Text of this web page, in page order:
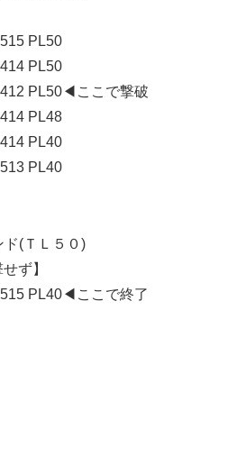
PL50
PL50
PL50◀︎ここで撃破
PL48
PL40
PL40
(ＴＬ５０)
ず】
PL40◀︎ここで終了